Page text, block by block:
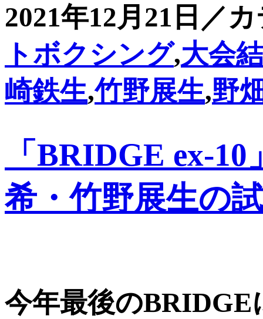
2021年12月21日／
トボクシング,大会
崎鉄生,竹野展生,野
「BRIDGE ex-
希・竹野展生の
今年最後のBRIDGE